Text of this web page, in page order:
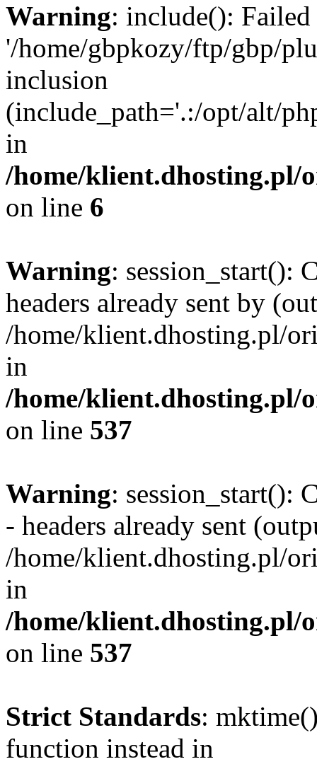
Warning: include():
'/home/gbpkozy/ftp/gbp/
inclusion
(include_path='.:/opt/alt/
in
/home/
on line 6
Warning: session_start():
headers already sent by
/home/klient.dhosting.pl/
in
/home/klient.dhosting.pl/
on line 537
Warning: session_start():
- headers already sent
/home/klient.dhosting.pl/
in
/home/klient.dhosting.pl/
on line 537
Strict Standards:
function instead in